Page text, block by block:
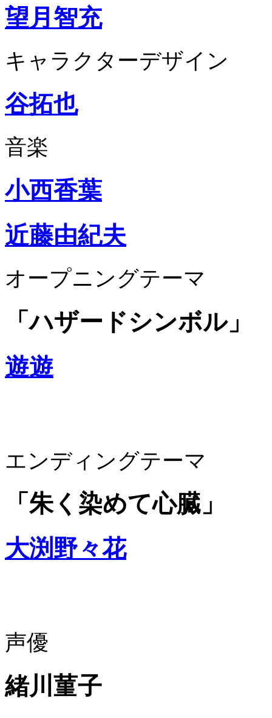
望月智充
キャラクターデザイン
谷拓也
音楽
小西香葉
近藤由紀夫
オープニングテーマ
「ハザードシンボル」
遊遊
エンディングテーマ
「朱く染めて心臓」
大渕野々花
声優
緒川菫子